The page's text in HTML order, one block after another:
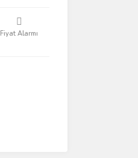
Fiyat Alarmı